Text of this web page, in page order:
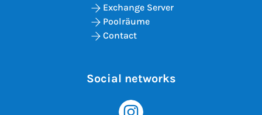
Exchange Server
Poolräume
Contact
Social networks